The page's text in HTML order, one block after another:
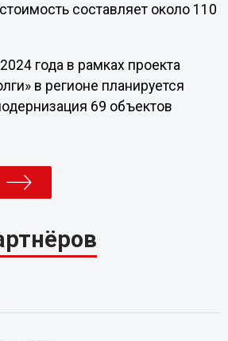
составляет около 110
года в рамках проекта
в регионе планируется
69 объектов